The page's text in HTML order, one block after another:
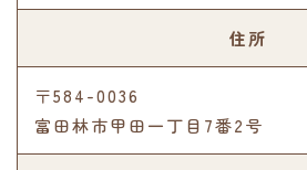
住所
〒584-0036
富田林市甲田一丁目7番2号